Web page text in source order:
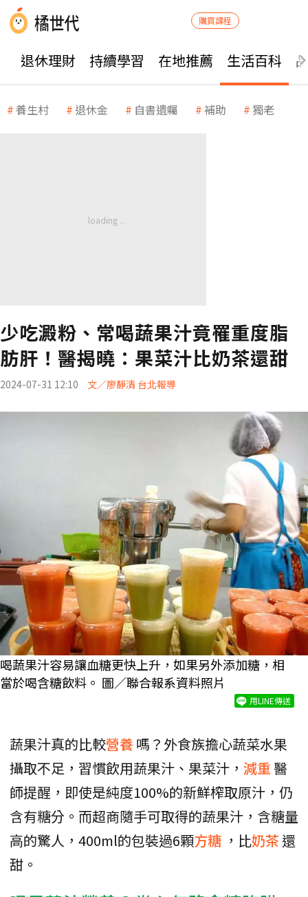
購買課程
退休理財 持續學習 在地推薦 生活百科
養生村 退休金 自書遺囑 補助 獨老
少吃澱粉、常喝蔬果汁竟罹重度脂
肪肝！醫揭曉：果菜汁比奶茶還甜
2024-07-31 12:10 文／廖靜清 台北報導
喝蔬果汁容易讓血糖更快上升，如果另外添加糖，相
當於喝含糖飲料。 圖／聯合報系資料照片
用LINE傳送
蔬果汁真的比較營養嗎？外食族擔心蔬菜水果
攝取不足，習慣飲用蔬果汁、果菜汁， 減重醫
師提醒，即使是純度100%的新鮮榨取原汁，仍
含有糖分。而超商隨手可取得的蔬果汁，含糖量
高的驚人，400ml的包裝過6顆方糖 ，比奶茶 還
甜。